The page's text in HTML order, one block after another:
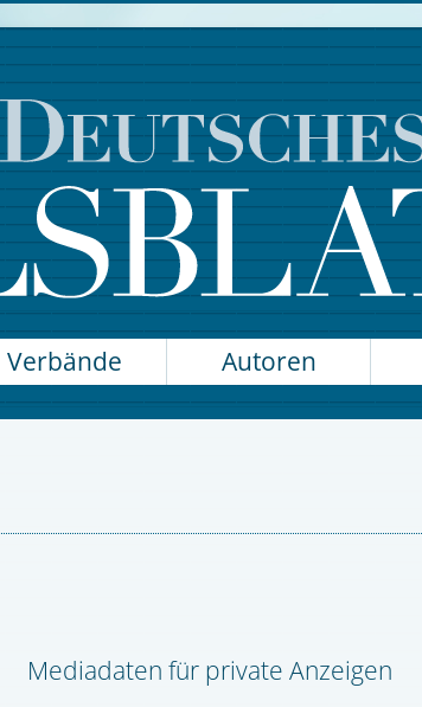
Verbände Autoren
Mediadaten für private Anzeigen